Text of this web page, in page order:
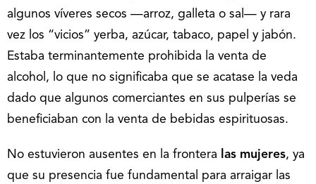
algunos víveres secos —arroz, galleta o sal— y rara
vez los “vicios” yerba, azúcar, tabaco, papel y jabón.
Estaba terminantemente prohibida la venta de
alcohol, lo que no significaba que se acatase la veda
dado que algunos comerciantes en sus pulperías se
beneficiaban con la venta de bebidas espirituosas.
No estuvieron ausentes en la frontera las mujeres, ya
que su presencia fue fundamental para arraigar las